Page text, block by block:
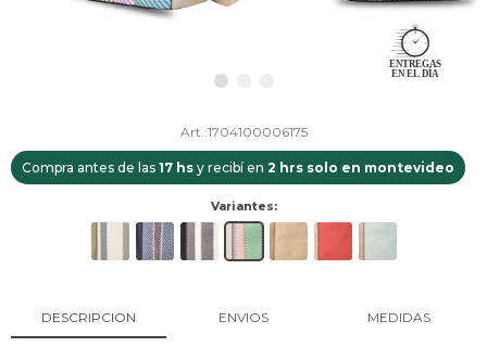
1704100006175
Compra antes de las 17 hs y recibí en 2 hrs solo en montevideo
Variantes:
DESCRIPCION ENVIOS MEDIDAS